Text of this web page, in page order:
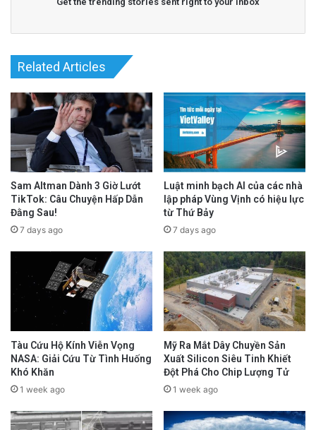
Related Articles
Sam Altman Dành 3 Giờ Lướt
TikTok: Câu Chuyện Hấp Dẫn
Đằng Sau!
7 days ago
Luật minh bạch AI của các nhà
lập pháp Vùng Vịnh có hiệu lực
từ Thứ Bảy
7 days ago
Tàu Cứu Hộ Kính Viễn Vọng
NASA: Giải Cứu Từ Tình Huống
Khó Khăn
1 week ago
Mỹ Ra Mắt Dây Chuyền Sản
Xuất Silicon Siêu Tinh Khiết
Đột Phá Cho Chip Lượng Tử
1 week ago